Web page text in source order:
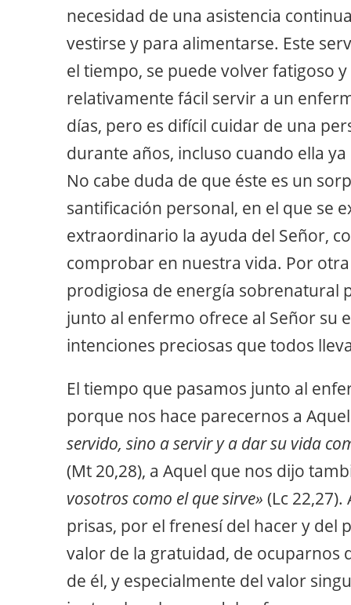
necesidad de una asistencia
vestirse y para alimentarse. Este
el tiempo, se puede volver fatigoso
relativamente fácil servir a un
días, pero es difícil cuidar de una
durante años, incluso cuando ella
No cabe duda de que éste es un
santificación personal, en el que se
extraordinario la ayuda del Señor,
comprobar en nuestra vida. Por
prodigiosa de energía sobrenatural
junto al enfermo ofrece al Señor su
intenciones preciosas que todos
El tiempo que pasamos junto al
porque nos hace parecernos a
servido, sino a servir y a dar su vida
(Mt 20,28), a Aquel que nos dijo
vosotros como el que sirve» (Lc
prisas, por el frenesí del hacer y del
valor de la gratuidad, de ocuparnos
de él, y especialmente del valor